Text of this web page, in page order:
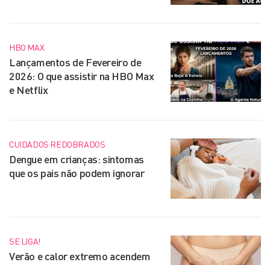
HBO MAX
Lançamentos de Fevereiro de
2026: O que assistir na HBO Max
e Netflix
CUIDADOS REDOBRADOS
Dengue em crianças: sintomas
que os pais não podem ignorar
SE LIGA!
Verão e calor extremo acendem